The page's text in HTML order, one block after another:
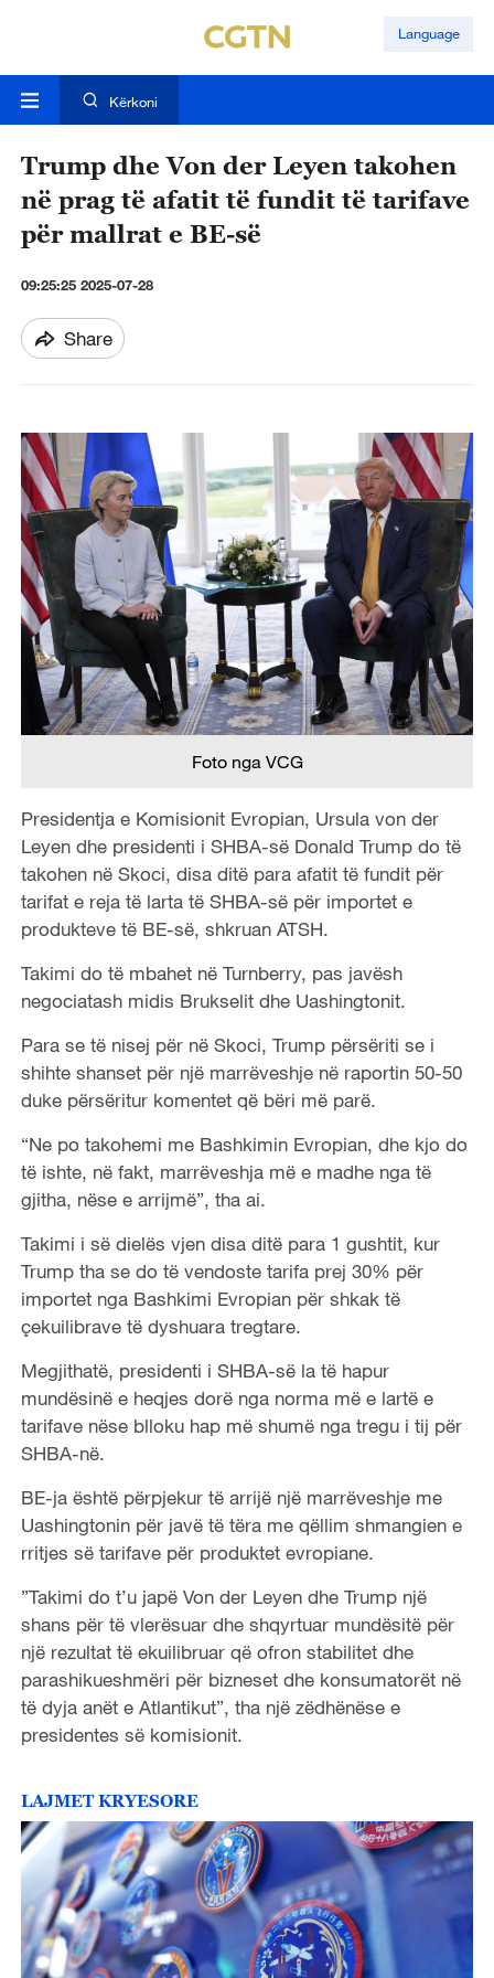
Language
Kërkoni
Trump dhe Von der Leyen takohen
në prag të afatit të fundit të tarifave
për mallrat e BE-së
09:25:25 2025-07-28
Share
Foto nga VCG
Presidentja e Komisionit Evropian, Ursula von der
Leyen dhe presidenti i SHBA-së Donald Trump do të
takohen në Skoci, disa ditë para afatit të fundit për
tarifat e reja të larta të SHBA-së për importet e
produkteve të BE-së, shkruan ATSH.
Takimi do të mbahet në Turnberry, pas javësh
negociatash midis Brukselit dhe Uashingtonit.
Para se të nisej për në Skoci, Trump përsëriti se i
shihte shanset për një marrëveshje në raportin 50-50
duke përsëritur komentet që bëri më parë.
“Ne po takohemi me Bashkimin Evropian, dhe kjo do
të ishte, në fakt, marrëveshja më e madhe nga të
gjitha, nëse e arrijmë”, tha ai.
Takimi i së dielës vjen disa ditë para 1 gushtit, kur
Trump tha se do të vendoste tarifa prej 30% për
importet nga Bashkimi Evropian për shkak të
çekuilibrave të dyshuara tregtare.
Megjithatë, presidenti i SHBA-së la të hapur
mundësinë e heqjes dorë nga norma më e lartë e
tarifave nëse blloku hap më shumë nga tregu i tij për
SHBA-në.
BE-ja është përpjekur të arrijë një marrëveshje me
Uashingtonin për javë të tëra me qëllim shmangien e
rritjes së tarifave për produktet evropiane.
”Takimi do t’u japë Von der Leyen dhe Trump një
shans për të vlerësuar dhe shqyrtuar mundësitë për
një rezultat të ekuilibruar që ofron stabilitet dhe
parashikueshmëri për bizneset dhe konsumatorët në
të dyja anët e Atlantikut”, tha një zëdhënëse e
presidentes së komisionit.
LAJMET KRYESORE